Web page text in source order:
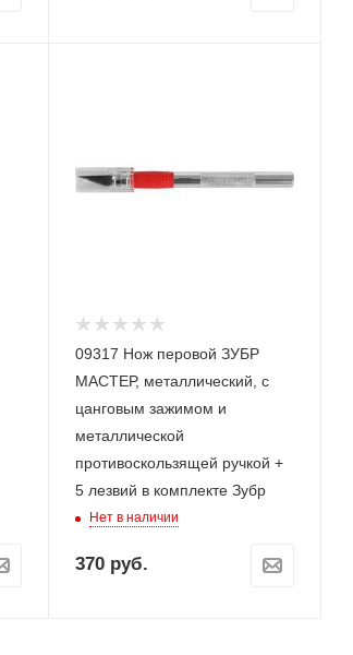
09317 Нож перовой ЗУБР
МАСТЕР, металлический, с
цанговым зажимом и
металлической
противоскользящей ручкой +
5 лезвий в комплекте Зубр
Нет в наличии
370 руб.